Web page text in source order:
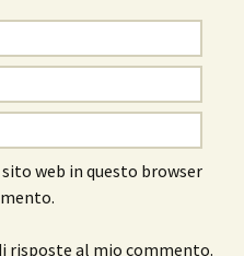
web in questo browser
risposte al mio commento.